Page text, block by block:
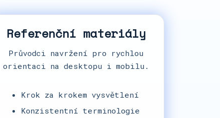
Referenční materiály
Průvodci navržení pro rychlou
orientaci na desktopu i mobilu.
Krok za krokem vysvětlení
Konzistentní terminologie